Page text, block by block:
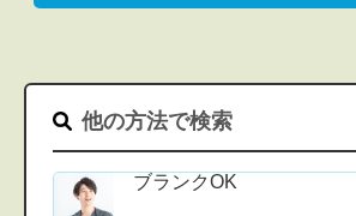
他の方法で検索
ブランクOK